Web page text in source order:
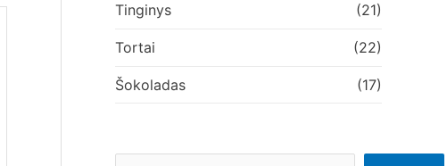
Tinginys (21)
Tortai (22)
Šokoladas (17)